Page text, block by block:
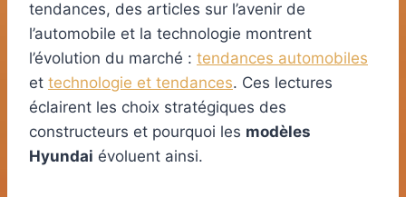
tendances, des articles sur l’avenir de
l’automobile et la technologie montrent
l’évolution du marché : tendances automobiles
et technologie et tendances. Ces lectures
éclairent les choix stratégiques des
constructeurs et pourquoi les modèles
Hyundai évoluent ainsi.